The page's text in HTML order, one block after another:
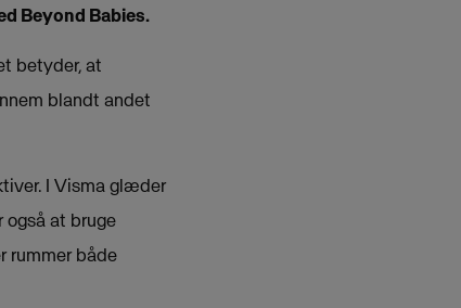
Beyond Babies.
betyder, at
blandt andet
I Visma glæder
at bruge
rummer både